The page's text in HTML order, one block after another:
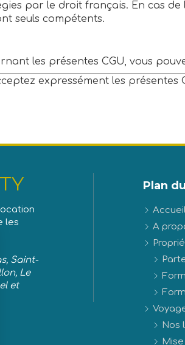
par le droit français. En cas
seuls compétents.
les présentes CGU, vous
expressément les
les
Saint-
Le
et
Plan
A
Nos